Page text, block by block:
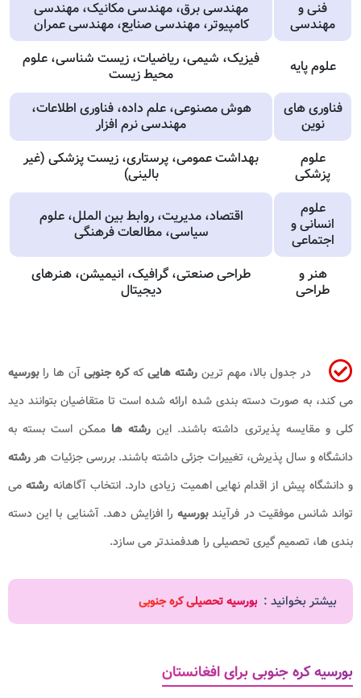
فنی و
مهندسی
مهندسی برق، مهندسی مکانیک، مهندسی
کامپیوتر، مهندسی صنایع، مهندسی عمران
علوم پایه
فیزیک، شیمی، ریاضیات، زیست شناسی، علوم
محیط زیست
فناوری های
نوین
هوش مصنوعی، علم داده، فناوری اطلاعات،
مهندسی نرم افزار
علوم
پزشکی
بهداشت عمومی، پرستاری، زیست پزشکی (غیر
بالینی)
علوم
انسانی و
اجتماعی
اقتصاد، مدیریت، روابط بین الملل، علوم
سیاسی، مطالعات فرهنگی
هنر و
طراحی
طراحی صنعتی، گرافیک، انیمیشن، هنرهای
دیجیتال
در جدول بالا، مهم ترینرشته هاییکهکره جنوبیآن ها رابورسیه
می کند، به صورت دسته بندی شده ارائه شده است تا متقاضیان بتوانند دید
کلی و مقایسه پذیرتری داشته باشند. اینرشته هاممکن است بسته به
دانشگاه و سال پذیرش، تغییرات جزئی داشته باشند. بررسی جزئیات هررشته
و دانشگاه پیش از اقدام نهایی اهمیت زیادی دارد. انتخاب آگاهانه رشته می
تواند شانس موفقیت در فرآیندبورسیهرا افزایش دهد. آشنایی با این دسته
بندی ها، تصمیم گیری تحصیلی را هدفمندتر می سازد.
بیشتر بخوانید : بورسیه تحصیلی کره جنوبی
بورسیه کره جنوبی برای افغانستان